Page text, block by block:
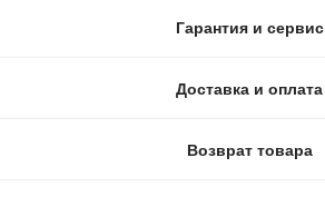
Гарантия и сервис
Доставка и оплата
Возврат товара